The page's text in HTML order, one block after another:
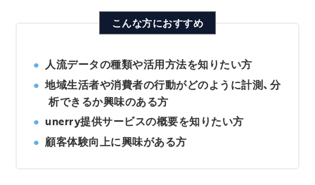
こんな方におすすめ
人流データの種類や活用方法を知りたい方
地域生活者や消費者の行動がどのように計測、分
析できるか興味のある方
unerry提供サービスの概要を知りたい方
顧客体験向上に興味がある方